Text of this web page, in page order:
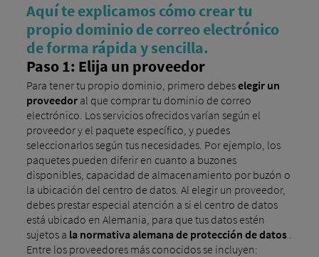
Aquí te explicamos cómo crear tu
propio dominio de correo electrónico
de forma rápida y sencilla.
Paso 1: Elija un proveedor
Para tener tu propio dominio, primero debeselegir un
proveedoral que comprar tu dominio de correo
electrónico. Los servicios ofrecidos varían según el
proveedor y el paquete específico, y puedes
seleccionarlos según tus necesidades. Por ejemplo, los
paquetes pueden diferir en cuanto a buzones
disponibles, capacidad de almacenamiento por buzón o
la ubicación del centro de datos. Al elegir un proveedor,
debes prestar especial atención a si el centro de datos
está ubicado en Alemania, para que tus datos estén
sujetos a la normativa alemana de protección de datos.
Entre los proveedores más conocidos se incluyen: